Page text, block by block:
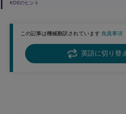
この記事は機械翻訳されています.免責事項
英語に切り替え
KDEのヒント